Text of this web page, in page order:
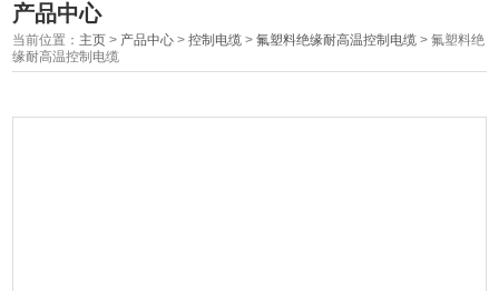
产品中心
当前位置： 主页 > 产品中心 >控制电缆 >氟塑料绝缘耐高温控制电缆 > 氟塑料绝
缘耐高温控制电缆